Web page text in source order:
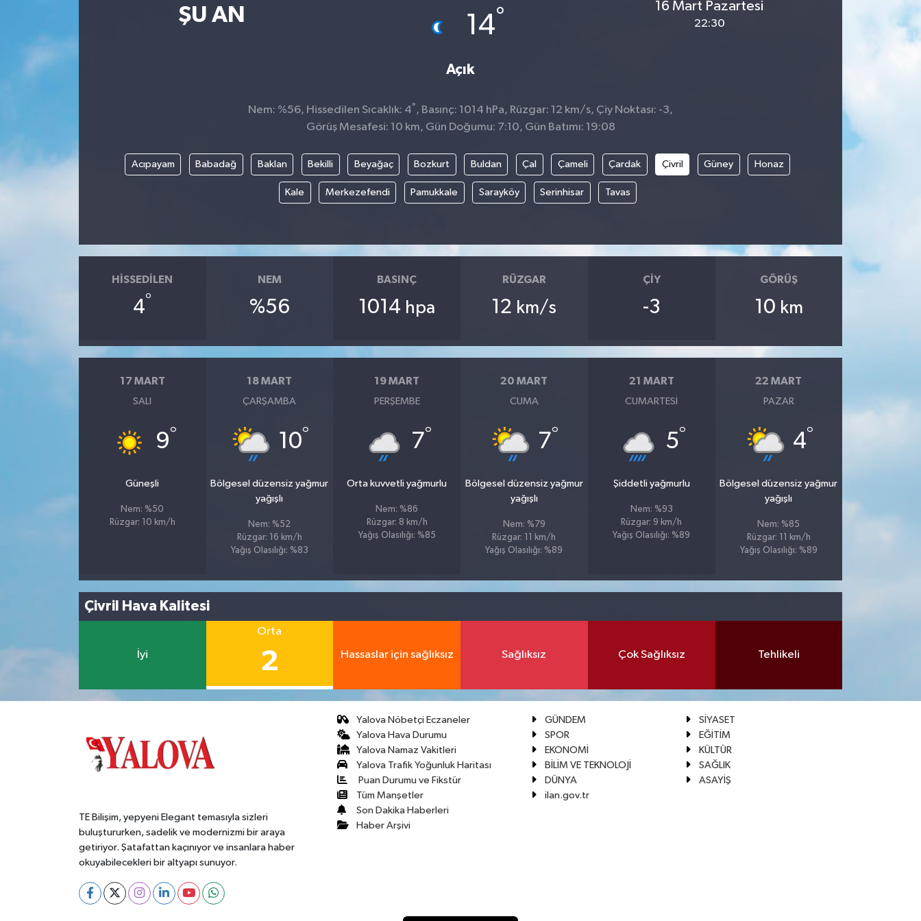
ŞU AN 14°
Açık
16 Mart Pazartesi
22:30
Nem: %56, Hissedilen Sıcaklık: 4° , Basınç: 1014 hPa, Rüzgar: 12 km/s, Çiy Noktası: -3,
Görüş Mesafesi: 10 km, Gün Doğumu: 7:10, Gün Batımı: 19:08
Acıpayam Babadağ Baklan Bekilli Beyağaç Bozkurt Buldan Çal Çameli Çardak Çivril Güney Honaz
Kale Merkezefendi Pamukkale Sarayköy Serinhisar Tavas
HISSEDILEN
4°
NEM
%56
BASINÇ
1014 hpa
RÜZGAR
12 km/s
ÇIY
-3
GÖRÜŞ
10 km
17 MART
SALI
9°
Güneşli
Nem: %50
Rüzgar: 10 km/h
18 MART
ÇARŞAMBA
10°
Bölgesel düzensiz yağmur
yağışlı
Nem: %52
Rüzgar: 16 km/h
Yağış Olasılığı: %83
19 MART
PERŞEMBE
7°
Orta kuvvetli yağmurlu
Nem: %86
Rüzgar: 8 km/h
Yağış Olasılığı: %85
20 MART
CUMA
7°
Bölgesel düzensiz yağmur
yağışlı
Nem: %79
Rüzgar: 11 km/h
Yağış Olasılığı: %89
21 MART
CUMARTESI
5°
Şiddetli yağmurlu
Nem: %93
Rüzgar: 9 km/h
Yağış Olasılığı: %89
22 MART
PAZAR
4°
Bölgesel düzensiz yağmur
yağışlı
Nem: %85
Rüzgar: 11 km/h
Yağış Olasılığı: %89
Çivril Hava Kalitesi
İyi
Orta
2 Hassaslar için sağlıksız Sağlıksız Çok Sağlıksız Tehlikeli
TE Bilişim, yepyeni Elegant temasıyla sizleri
buluştururken, sadelik ve modernizmi bir araya
getiriyor. Şatafattan kaçınıyor ve insanlara haber
okuyabilecekleri bir altyapı sunuyor.
Yalova Nöbetçi Eczaneler
Yalova Hava Durumu
Yalova Namaz Vakitleri
Yalova Trafik Yoğunluk Haritası
Puan Durumu ve Fikstür
Tüm Manşetler
Son Dakika Haberleri
Haber Arşivi
GÜNDEM
SİYASET
SPOR
EĞİTİM
EKONOMİ
KÜLTÜR
BİLİM VE TEKNOLOJİ
SAĞLIK
DÜNYA
ASAYİŞ
ilan.gov.tr